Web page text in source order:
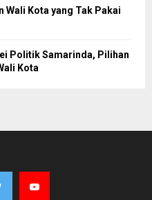
Wali Kota yang Tak Pakai
Politik Samarinda, Pilihan
Kota